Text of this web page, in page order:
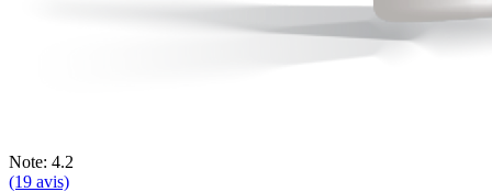
Note: 4.2
(19 avis)